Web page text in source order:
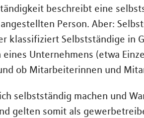
beschreibt eine
Person. Aber:
klassifiziert Selbstständige in
eines Unternehmens (etwa
ob Mitarbeiterinnen und
selbstständig machen und
gelten somit als